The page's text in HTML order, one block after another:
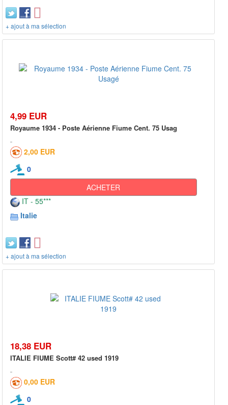
+ ajout à ma sélection
4,99 EUR
Royaume 1934 - Poste Aérienne Fiume Cent. 75 Usag
2,00 EUR
0
ACHETER
IT - 55***
Italie
+ ajout à ma sélection
18,38 EUR
ITALIE FIUME Scott# 42 used 1919
0,00 EUR
0